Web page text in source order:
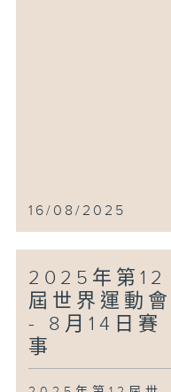
16/08/2025
2025年第12
屆世界運動會
- 8月14日賽
事